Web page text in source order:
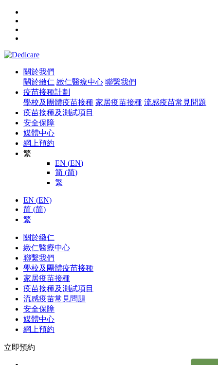
關於我們
關於緻仁 緻仁醫療中心 聯繫我們
疫苗接種計劃
學校及團體疫苗接種 家居疫苗接種 流感疫苗常見問題
疫苗接種及測試項目
安全保障
媒體中心
網上預約
繁
EN (EN)
简 (简)
繁
EN (EN)
简 (简)
繁
關於緻仁
緻仁醫療中心
聯繫我們
學校及團體疫苗接種
家居疫苗接種
疫苗接種及測試項目
流感疫苗常見問題
安全保障
媒體中心
網上預約
立即預約